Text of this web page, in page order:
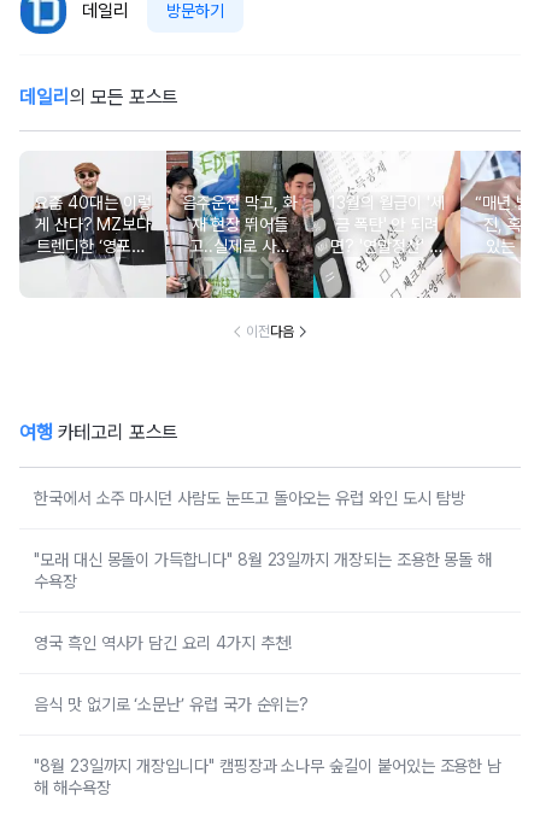
데일리 방문하기
데일리 의 모든 포스트
요즘 40대는 이렇
게 산다? MZ보다
트렌디한 ‘영포티’
분석
음주운전 막고, 화
재 현장 뛰어들
고..실제로 사람
구한 연예인 10
13월의 월급이 '세
금 폭탄' 안 되려
면? '연말정산' 핵
심 꿀팁 A to Z
“매년 받
진, 혹시
있는 건
요?”
이전다음
여행 카테고리 포스트
한국에서 소주 마시던 사람도 눈뜨고 돌아오는 유럽 와인 도시 탐방
"모래 대신 몽돌이 가득합니다" 8월 23일까지 개장되는 조용한 몽돌 해
수욕장
영국 흑인 역사가 담긴 요리 4가지 추천!
음식 맛 없기로 ‘소문난’ 유럽 국가 순위는?
"8월 23일까지 개장입니다" 캠핑장과 소나무 숲길이 붙어있는 조용한 남
해 해수욕장